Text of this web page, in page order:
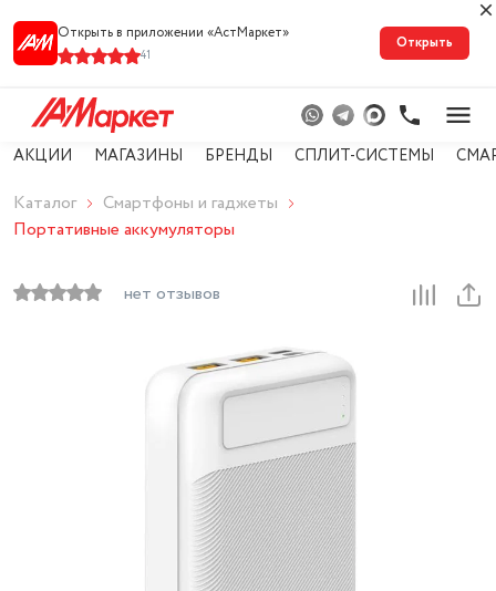
Открыть в приложении «АстМарке‪т‬»
41
Открыть
АКЦИИ МАГАЗИНЫ БРЕНДЫ СПЛИТ-СИСТЕМЫ
Каталог
Смартфоны и гаджеты
Портативные аккумуляторы
нет отзывов